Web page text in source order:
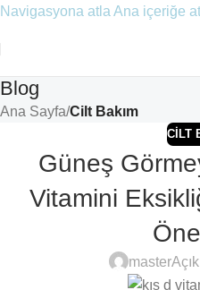
Navigasyona atla Ana içeriğe
Blog
Ana Sayfa/Cilt Bakım
CILT
Güneş
Vitamini
master